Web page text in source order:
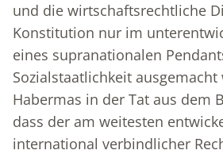
und die wirtschaftsrechtliche
Konstitution nur im
eines supranationalen
Sozialstaatlichkeit ausgemacht
Habermas in der Tat aus dem
dass der am weitesten
international verbindlicher